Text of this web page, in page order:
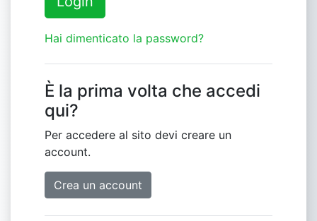
Hai dimenticato la password?
È la prima volta che accedi
qui?
Per accedere al sito devi creare un
account.
Crea un account